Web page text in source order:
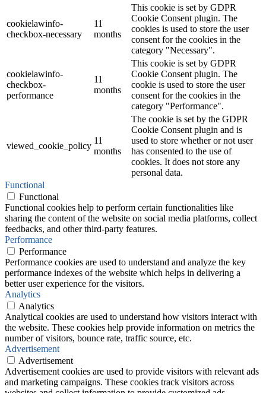
cookielawinfo-
checkbox-necessary
11
months
This cookie is set by GDPR
Cookie Consent plugin. The
cookies is used to store the user
consent for the cookies in the
category "Necessary".
cookielawinfo-
checkbox-
performance
11
months
This cookie is set by GDPR
Cookie Consent plugin. The
cookie is used to store the user
consent for the cookies in the
category "Performance".
viewed_cookie_policy
11
months
The cookie is set by the GDPR
Cookie Consent plugin and is
used to store whether or not user
has consented to the use of
cookies. It does not store any
personal data.
Functional
Functional
Functional cookies help to perform certain functionalities like
sharing the content of the website on social media platforms, collect
feedbacks, and other third-party features.
Performance
Performance
Performance cookies are used to understand and analyze the key
performance indexes of the website which helps in delivering a
better user experience for the visitors.
Analytics
Analytics
Analytical cookies are used to understand how visitors interact with
the website. These cookies help provide information on metrics the
number of visitors, bounce rate, traffic source, etc.
Advertisement
Advertisement
Advertisement cookies are used to provide visitors with relevant ads
and marketing campaigns. These cookies track visitors across